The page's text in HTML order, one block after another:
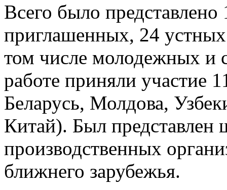
Всего было
приглашенных, 24
том числе молодежных и
работе приняли участие
Беларусь, Молдова,
Китай). Был
производственных
ближнего зарубежья.